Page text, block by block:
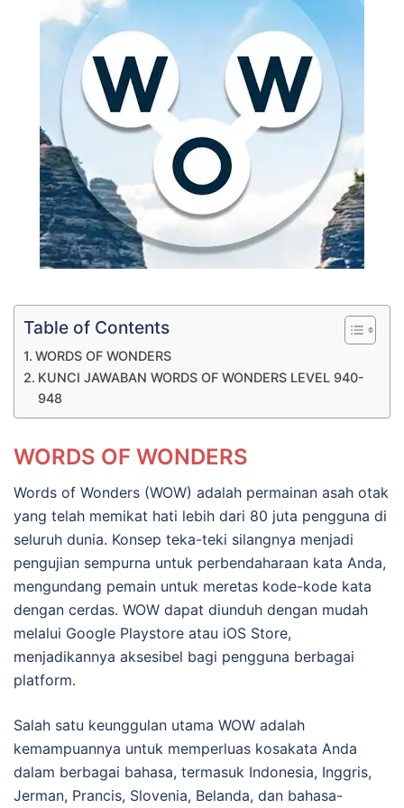
Table of Contents
WORDS OF WONDERS
KUNCI JAWABAN WORDS OF WONDERS LEVEL 940-
948
WORDS OF WONDERS
Words of Wonders (WOW) adalah permainan asah otak
yang telah memikat hati lebih dari 80 juta pengguna di
seluruh dunia. Konsep teka-teki silangnya menjadi
pengujian sempurna untuk perbendaharaan kata Anda,
mengundang pemain untuk meretas kode-kode kata
dengan cerdas. WOW dapat diunduh dengan mudah
melalui Google Playstore atau iOS Store,
menjadikannya aksesibel bagi pengguna berbagai
platform.
Salah satu keunggulan utama WOW adalah
kemampuannya untuk memperluas kosakata Anda
dalam berbagai bahasa, termasuk Indonesia, Inggris,
Jerman, Prancis, Slovenia, Belanda, dan bahasa-